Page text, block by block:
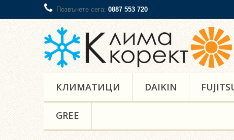
Позвънете сега: 0887 553 720
КЛИМАТИЦИ DAIKIN
GREE